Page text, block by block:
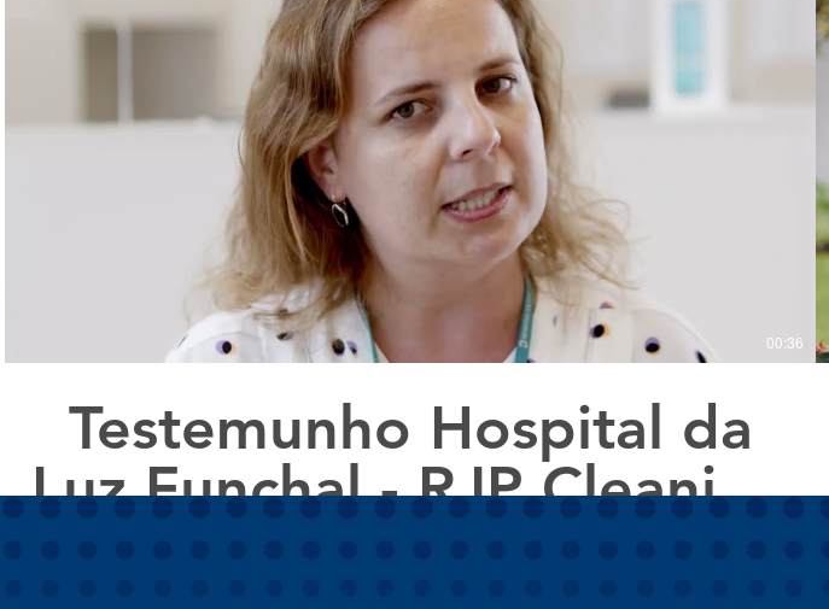
Reproduzir vídeo
00:36
Testemunho Hospital da
Luz Funchal - RJP Cleaning